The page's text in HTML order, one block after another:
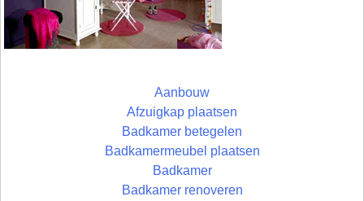
Aanbouw
Afzuigkap plaatsen
Badkamer betegelen
Badkamermeubel plaatsen
Badkamer
Badkamer renoveren